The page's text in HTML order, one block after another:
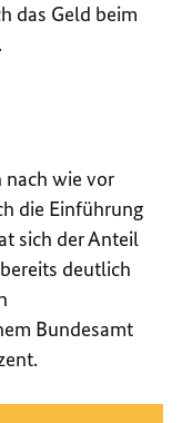
das Geld beim
wie vor
die Einführung
sich der Anteil
deutlich
Bundesamt